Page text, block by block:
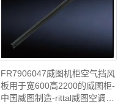
FR7906047威图机柜空气挡风
板用于宽600高2200的威图柜-
中国威图制造-rittal威图空调维